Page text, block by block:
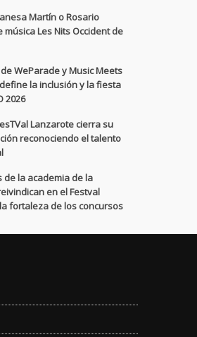
Martín o Rosario
música Les Nits Occident de
WeParade y Music Meets
la inclusión y la fiesta
2026
Lanzarote cierra su
reconociendo el talento
de la academia de la
en el Festval
fortaleza de los concursos